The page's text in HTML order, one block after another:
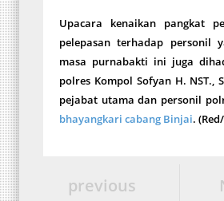
Upacara kenaikan pangkat
pelepasan terhadap personil
masa purnabakti ini juga
polres Kompol Sofyan H. NST.,
pejabat utama dan personil
bhayangkari cabang Binjai.
previous